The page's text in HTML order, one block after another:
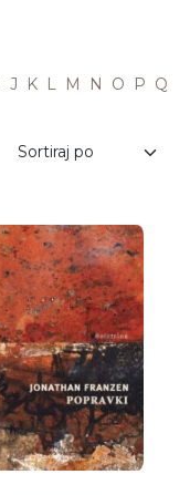
J K L M N O P Q